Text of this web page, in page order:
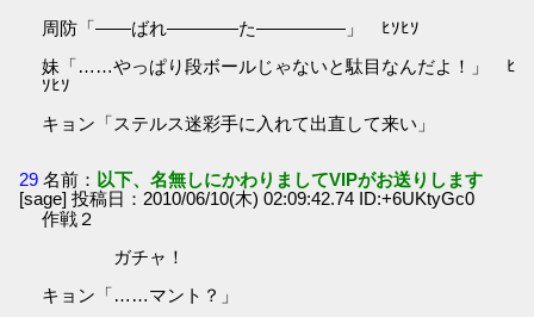
周防「――ばれ――――た―――――」 ﾋｿﾋｿ
妹「……やっぱり段ボールじゃないと駄目なんだよ！」 ﾋ
ｿﾋｿ
キョン「ステルス迷彩手に入れて出直して来い」
29 名前： 以下、名無しにかわりましてVIPがお送りします
[sage] 投稿日：2010/06/10(木) 02:09:42.74 ID:+6UKtyGc0
作戦２
ガチャ！
キョン「……マント？」